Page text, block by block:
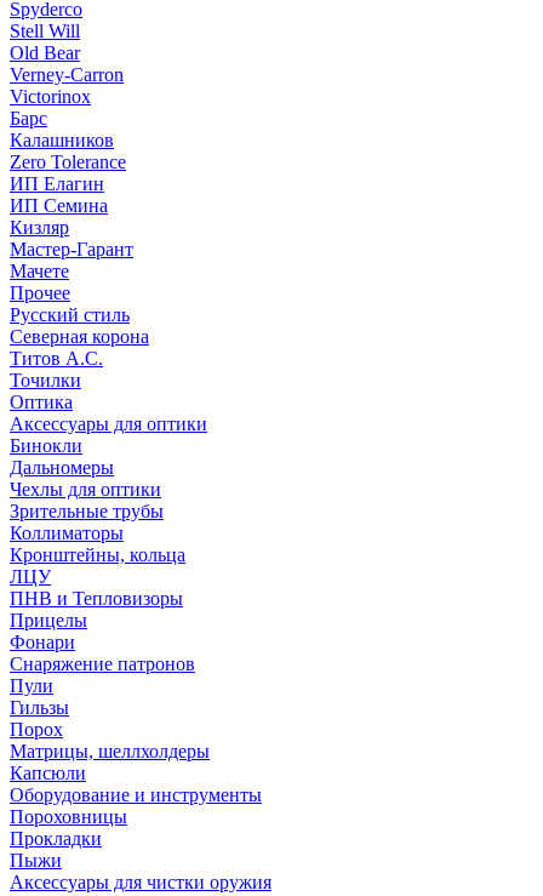
Spyderco
Stell Will
Old Bear
Verney-Carron
Victorinox
Барс
Калашников
Zero Tolerance
ИП Елагин
ИП Семина
Кизляр
Мастер-Гарант
Мачете
Прочее
Русский стиль
Северная корона
Титов А.С.
Точилки
Оптика
Аксессуары для оптики
Бинокли
Дальномеры
Чехлы для оптики
Зрительные трубы
Коллиматоры
Кронштейны, кольца
ЛЦУ
ПНВ и Тепловизоры
Прицелы
Фонари
Снаряжение патронов
Пули
Гильзы
Порох
Матрицы, шеллхолдеры
Капсюли
Оборудование и инструменты
Пороховницы
Прокладки
Пыжи
Аксессуары для чистки оружия